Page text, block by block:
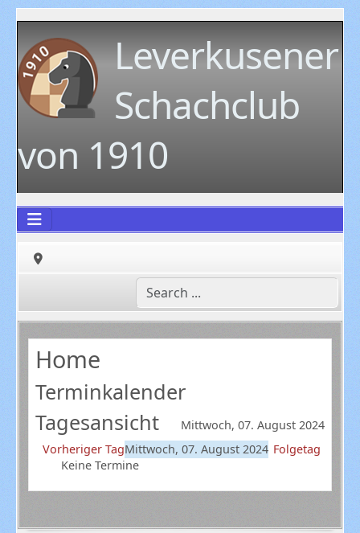
Leverkusener
Schachclub
von 1910
Home
Terminkalender
Tagesansicht
Mittwoch, 07. August 2024
Vorheriger TagMittwoch, 07. August 2024 Folgetag
Keine Termine